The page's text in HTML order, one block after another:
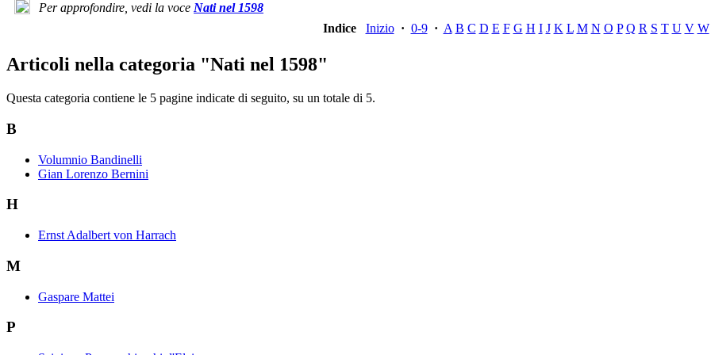
Per approfondire, vedi la voce Nati nel 1598
Indice
Inizio · 0-9 · A B C D E F G H I J K L M N O P Q R S T U V W
Articoli nella categoria "Nati nel 1598"
Questa categoria contiene le 5 pagine indicate di seguito, su un totale di 5.
B
Volumnio Bandinelli
Gian Lorenzo Bernini
H
Ernst Adalbert von Harrach
M
Gaspare Mattei
P